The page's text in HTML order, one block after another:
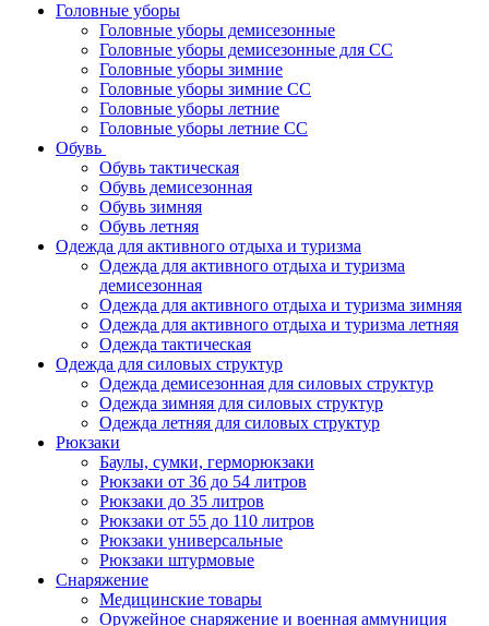
Головные уборы
Головные уборы демисезонные
Головные уборы демисезонные для СС
Головные уборы зимние
Головные уборы зимние СС
Головные уборы летние
Головные уборы летние СС
Обувь
Обувь тактическая
Обувь демисезонная
Обувь зимняя
Обувь летняя
Одежда для активного отдыха и туризма
Одежда для активного отдыха и туризма
демисезонная
Одежда для активного отдыха и туризма зимняя
Одежда для активного отдыха и туризма летняя
Одежда тактическая
Одежда для силовых структур
Одежда демисезонная для силовых структур
Одежда зимняя для силовых структур
Одежда летняя для силовых структур
Рюкзаки
Баулы, сумки, герморюкзаки
Рюкзаки от 36 до 54 литров
Рюкзаки до 35 литров
Рюкзаки от 55 до 110 литров
Рюкзаки универсальные
Рюкзаки штурмовые
Снаряжение
Медицинские товары
Оружейное снаряжение и военная аммуниция